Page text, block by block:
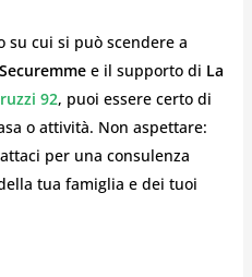
su cui si può scendere a
Securemmee il supporto di La
92, puoi essere certo di
o attività. Non aspettare:
per una consulenza
tua famiglia e dei tuoi